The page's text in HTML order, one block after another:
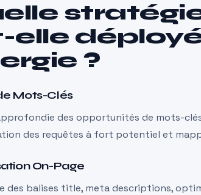
elle
?
Mots-Clés
des opportunités de mots-
des requêtes à fort potentiel et
On-Page
des balises title, meta descriptions,